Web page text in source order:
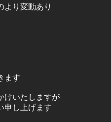
変動あり
ます
けいたしますが
申し上げます